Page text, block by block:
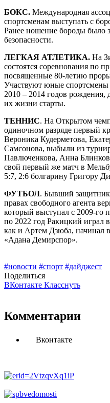
БОКС. Международная
спортсменам выступать с
Ранее ношение бороды было
безопасности.
ЛЕГКАЯ АТЛЕТИКА. На
состоятся соревнования по
посвященные 80-летию
Участвуют юные спортсмены
2010 – 2014 годов рождения,
их жизни старты.
ТЕННИС. На Открытом
одиночном разряде первый
Вероника Кудерметова,
Самсонова, выбыли из
Павлюченкова, Анна
свой первый же матч в
5:7, 2:6 болгарину Григору
ФУТБОЛ. Бывший защитник
правах свободного агента
который выступал с 2009-го
по 2022 год Ракицкий играл
как и Артем Дзюба, начинал в
«Адана Демирспор».
#новости #спорт #дайджест
Поделиться
ВКонтакте Класснуть
Комментарии
Вконтакте